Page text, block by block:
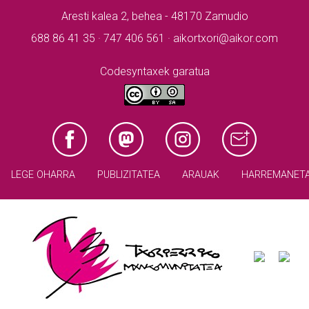
Aresti kalea 2, behea - 48170 Zamudio
688 86 41 35 · 747 406 561 · aikortxori@aikor.com
Codesyntaxek garatua
LEGE OHARRA PUBLIZITATEA ARAUAK